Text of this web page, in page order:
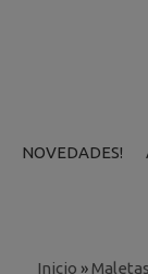
NOVEDADES!
Inicio »Maletas